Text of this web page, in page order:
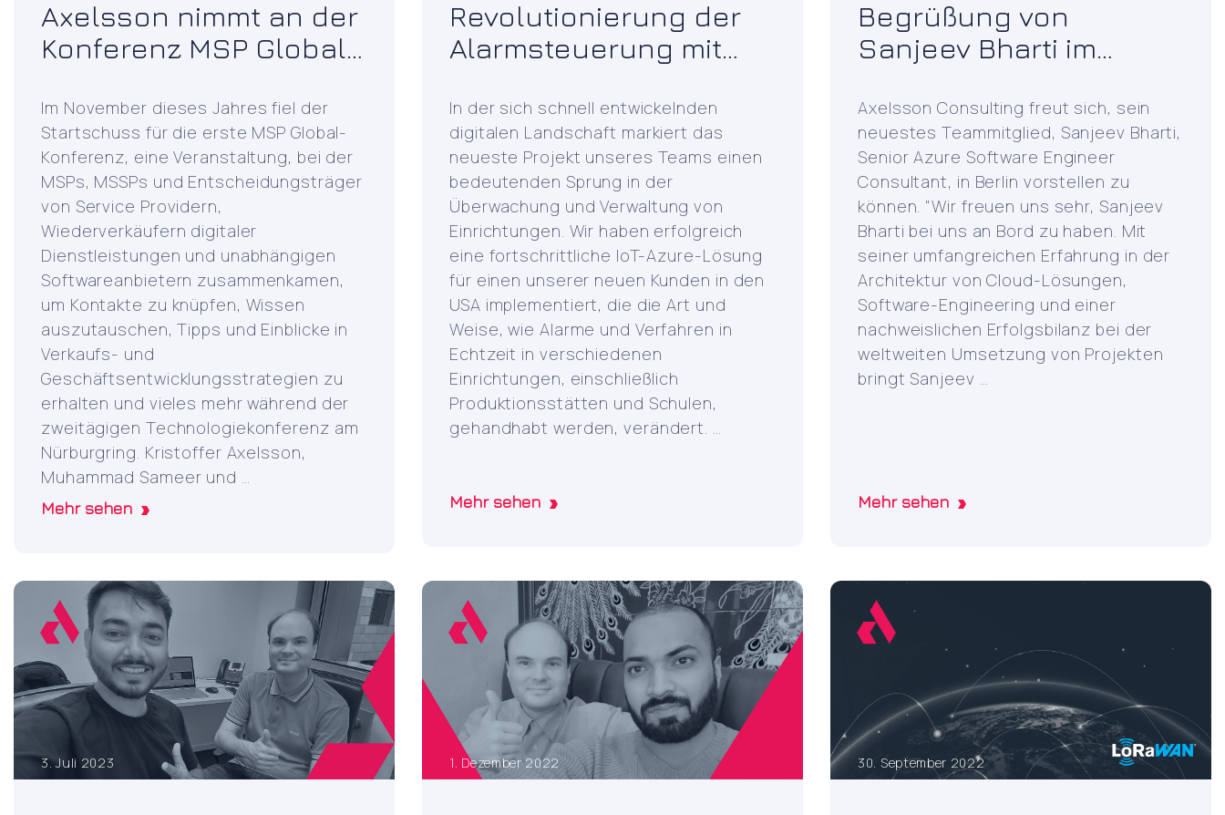
Axelsson nimmt an der
Konferenz MSP Global
Nürburgring teil
Im November dieses Jahres fiel der
Startschuss für die erste MSP Global-
Konferenz, eine Veranstaltung, bei der
MSPs, MSSPs und Entscheidungsträger
von Service Providern,
Wiederverkäufern digitaler
Dienstleistungen und unabhängigen
Softwareanbietern zusammenkamen,
um Kontakte zu knüpfen, Wissen
auszutauschen, Tipps und Einblicke in
Verkaufs- und
Geschäftsentwicklungsstrategien zu
erhalten und vieles mehr während der
zweitägigen Technologiekonferenz am
Nürburgring. Kristoffer Axelsson,
Muhammad Sameer und
conference
Nürburgring
Mehr sehen
Revolutionierung der
Alarmsteuerung mit
Axelsson liefert
Lösung für die
Fernverwaltung von
Alarmanlagen
In der sich schnell entwickelnden
digitalen Landschaft markiert das
neueste Projekt unseres Teams einen
bedeutenden Sprung in der
Überwachung und Verwaltung von
Einrichtungen. Wir haben erfolgreich
eine fortschrittliche IoT-Azure-Lösung
für einen unserer neuen Kunden in den
USA implementiert, die die Art und
Weise, wie Alarme und Verfahren in
Echtzeit in verschiedenen
Einrichtungen, einschließlich
Produktionsstätten und Schulen,
gehandhabt werden, verändert.
LoRaWAN
Axelsson
Delivers
Solution
for
Remote
Mehr sehen
Begrüßung von
Sanjeev Bharti im
Team
Axelsson Consulting freut sich, sein
neuestes Teammitglied, Sanjeev Bharti,
Senior Azure Software Engineer
Consultant, in Berlin vorstellen zu
können. "Wir freuen uns sehr, Sanjeev
Bharti bei uns an Bord zu haben. Mit
seiner umfangreichen Erfahrung in der
Architektur von Cloud-Lösungen,
Software-Engineering und einer
nachweislichen Erfolgsbilanz bei der
weltweiten Umsetzung von Projekten
bringt Sanjeev
Mehr sehen
3. Juli 2023 1. Dezember 2022 30. September 2022